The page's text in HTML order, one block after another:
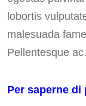
lobortis
malesuada
Pellentesque
Per saperne di